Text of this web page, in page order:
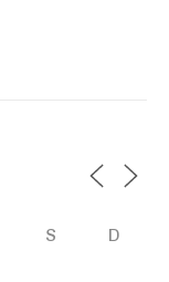
S D